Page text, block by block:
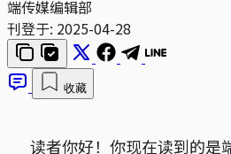
端传媒编辑部
刊登于: 2025-04-28
收藏
读者你好！你现在读到的是